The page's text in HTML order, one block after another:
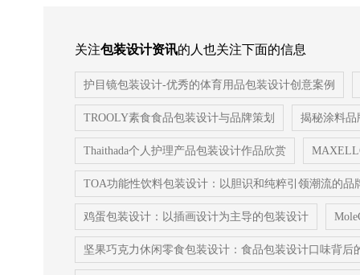
关注包装设计资讯的人也关注下面的信息
护目镜包装设计-优秀的体育用品包装设计创意案例
TROOLY素食食品包装设计与品牌策划 揭秘涂料品
Thaithada个人护理产品包装设计作品欣赏
TOA功能性饮料包装设计：以胆识和纯粹引领潮流的品
鸡蛋包装设计：以插画设计为主导的包装设计
坚果巧克力休闲零食包装设计：食品包装设计口味背后